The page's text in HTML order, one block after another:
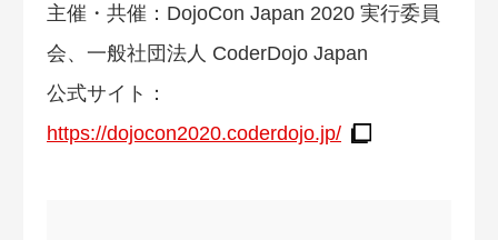
主催・共催：DojoCon Japan 2020 実行委員
会、一般社団法人 CoderDojo Japan
公式サイト：
https://dojocon2020.coderdojo.jp/